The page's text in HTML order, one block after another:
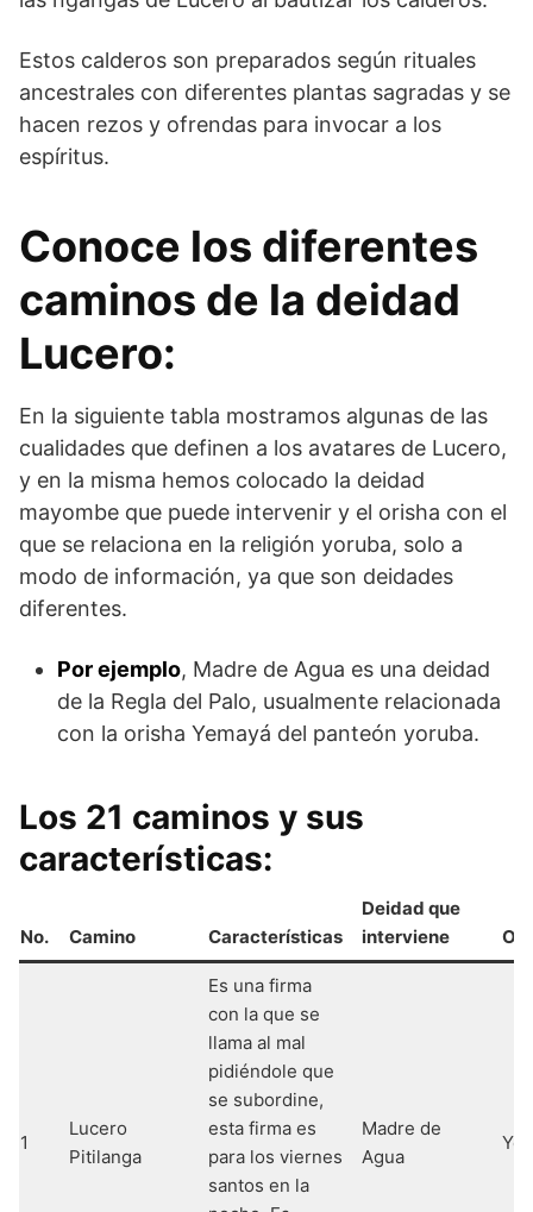
Estos calderos son preparados según rituales
ancestrales con diferentes plantas sagradas y se
hacen rezos y ofrendas para invocar a los
espíritus.
Conoce los diferentes
caminos de la deidad
Lucero:
En la siguiente tabla mostramos algunas de las
cualidades que definen a los avatares de Lucero,
y en la misma hemos colocado la deidad
mayombe que puede intervenir y el orisha con el
que se relaciona en la religión yoruba, solo a
modo de información, ya que son deidades
diferentes.
Por ejemplo, Madre de Agua es una deidad
de la Regla del Palo, usualmente relacionada
con la orisha Yemayá del panteón yoruba.
Los 21 caminos y sus
características:
No. Camino Características
Deidad que
interviene
1
Lucero
Pitilanga
Es una firma
con la que se
llama al mal
pidiéndole que
se subordine,
esta firma es
para los viernes
santos en la
Madre de
Agua